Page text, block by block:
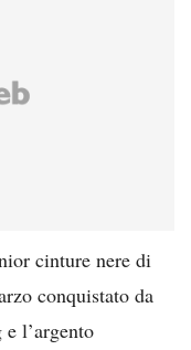
cinture nere di
conquistato da
l’argento